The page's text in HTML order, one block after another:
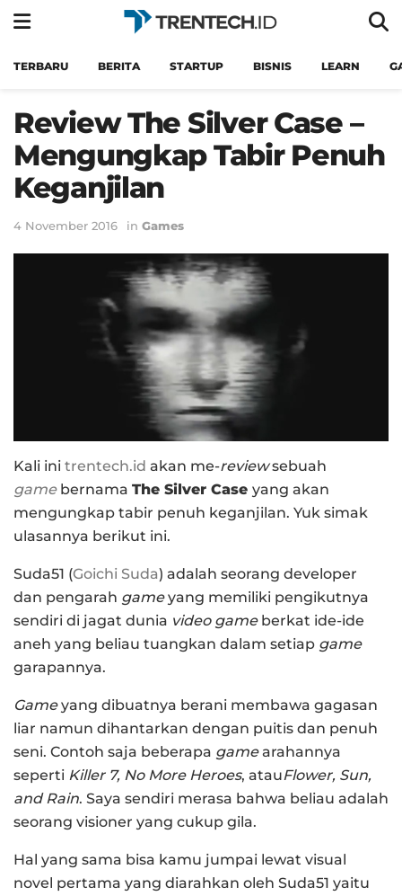
TERBARU BERITA STARTUP BISNIS LEARN
Review The Silver Case –
Mengungkap Tabir Penuh
Keganjilan
4 November 2016 in Games
Kali ini trentech.id akan me-reviewsebuah
game bernama The Silver Case yang akan
mengungkap tabir penuh keganjilan. Yuk simak
ulasannya berikut ini.
Suda51 (Goichi Suda) adalah seorang developer
dan pengarah gameyang memiliki pengikutnya
sendiri di jagat dunia video gameberkat ide-ide
aneh yang beliau tuangkan dalam setiap game
garapannya.
Gameyang dibuatnya berani membawa gagasan
liar namun dihantarkan dengan puitis dan penuh
seni. Contoh saja beberapa gamearahannya
seperti Killer 7, No More Heroes, atauFlower, Sun,
and Rain. Saya sendiri merasa bahwa beliau adalah
seorang visioner yang cukup gila.
Hal yang sama bisa kamu jumpai lewat visual
novel pertama yang diarahkan oleh Suda51 yaitu